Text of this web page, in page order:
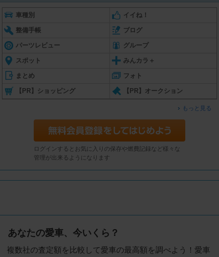
車種別 イイね！
整備手帳 ブログ
パーツレビュー グループ
スポット みんカラ＋
まとめ フォト
【PR】ショッピング 【PR】オークション
もっと見る
ログインするとお気に入りの保存や燃費記録など様々な
管理が出来るようになります
あなたの愛車、今いくら？
複数社の査定額を比較して愛車の最高額を調べよう！愛車